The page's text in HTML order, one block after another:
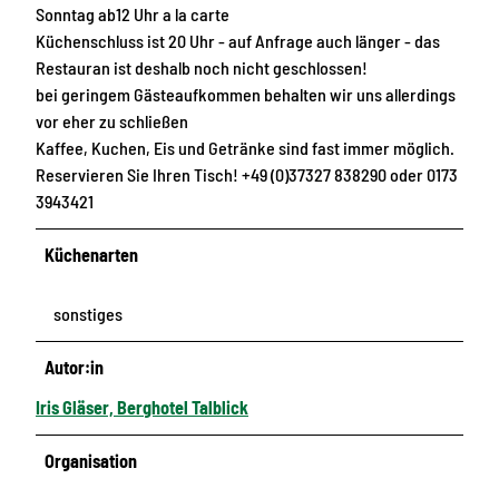
Sonntag ab12 Uhr a la carte
Küchenschluss ist 20 Uhr - auf Anfrage auch länger - das
Restauran ist deshalb noch nicht geschlossen!
bei geringem Gästeaufkommen behalten wir uns allerdings
vor eher zu schließen
Kaffee, Kuchen, Eis und Getränke sind fast immer möglich.
Reservieren Sie Ihren Tisch! +49 (0)37327 838290 oder 0173
3943421
Küchenarten
sonstiges
Autor:in
Iris Gläser, Berghotel Talblick
Organisation